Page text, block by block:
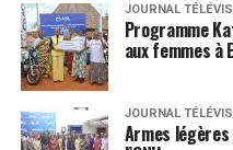
JOURNAL
Programme
aux femmes à
JOURNAL
Armes